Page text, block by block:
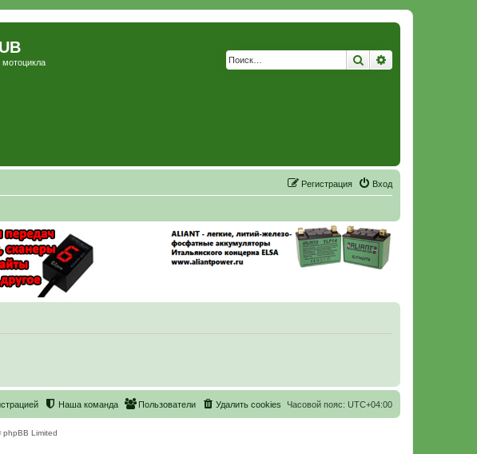
Поиск
Вход
Регистрация
Часовой пояс: UTC+04:00
Удалить cookies
Пользователи
Наша команда
страцией
Limited